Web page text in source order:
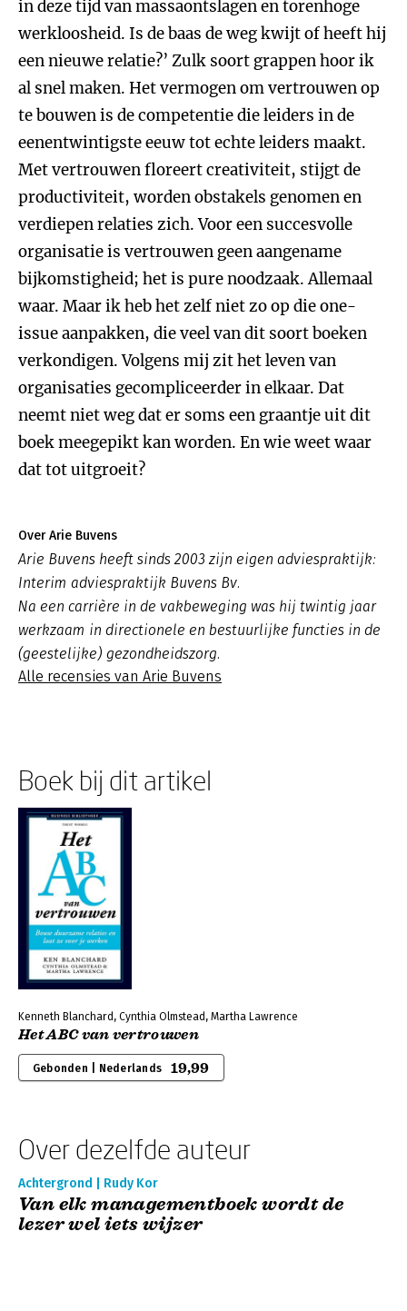
in deze tijd van massaontslagen en torenhoge
werkloosheid. Is de baas de weg kwijt of heeft hij
een nieuwe relatie?’ Zulk soort grappen hoor ik
al snel maken. Het vermogen om vertrouwen op
te bouwen is de competentie die leiders in de
eenentwintigste eeuw tot echte leiders maakt.
Met vertrouwen floreert creativiteit, stijgt de
productiviteit, worden obstakels genomen en
verdiepen relaties zich. Voor een succesvolle
organisatie is vertrouwen geen aangename
bijkomstigheid; het is pure noodzaak. Allemaal
waar. Maar ik heb het zelf niet zo op die one-
issue aanpakken, die veel van dit soort boeken
verkondigen. Volgens mij zit het leven van
organisaties gecompliceerder in elkaar. Dat
neemt niet weg dat er soms een graantje uit dit
boek meegepikt kan worden. En wie weet waar
dat tot uitgroeit?
Over Arie Buvens
Arie Buvens heeft sinds 2003 zijn eigen adviespraktijk:
Interim adviespraktijk Buvens Bv.
Na een carrière in de vakbeweging was hij twintig jaar
werkzaam in directionele en bestuurlijke functies in de
(geestelijke) gezondheidszorg.
Alle recensies van Arie Buvens
Boek bij dit artikel
Kenneth Blanchard, Cynthia Olmstead, Martha Lawrence
Het ABC van vertrouwen
Gebonden | Nederlands 19,99
Over dezelfde auteur
Achtergrond | Rudy Kor
Van elk managementboek wordt de
lezer wel iets wijzer